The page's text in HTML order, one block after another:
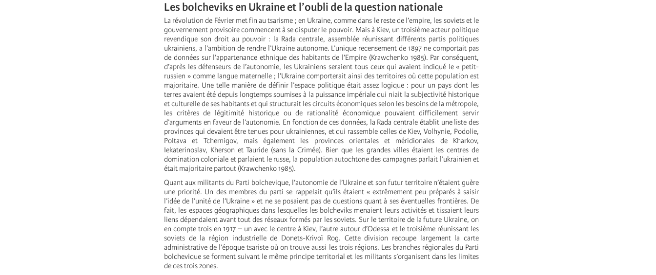
Les bolcheviks en Ukraine et l’oubli de la question nationale
La révolution de Février met fin au tsarisme ; en Ukraine, comme dans le reste de l’empire, les soviets et le
gouvernement provisoire commencent à se disputer le pouvoir. Mais à Kiev, un troisième acteur politique
revendique son droit au pouvoir : la Rada centrale, assemblée réunissant différents partis politiques
ukrainiens, a l’ambition de rendre l’Ukraine autonome. L’unique recensement de 1897 ne comportait pas
de données sur l’appartenance ethnique des habitants de l’Empire (Krawchenko 1985). Par conséquent,
d’après les défenseurs de l’autonomie, les Ukrainiens seraient tous ceux qui avaient indiqué le « petit-
russien » comme langue maternelle ; l’Ukraine comporterait ainsi des territoires où cette population est
majoritaire. Une telle manière de définir l’espace politique était assez logique : pour un pays dont les
terres avaient été depuis longtemps soumises à la puissance impériale qui niait la subjectivité historique
et culturelle de ses habitants et qui structurait les circuits économiques selon les besoins de la métropole,
les critères de légitimité historique ou de rationalité économique pouvaient difficilement servir
d’arguments en faveur de l’autonomie. En fonction de ces données, la Rada centrale établit une liste des
provinces qui devaient être tenues pour ukrainiennes, et qui rassemble celles de Kiev, Volhynie, Podolie,
Poltava et Tchernigov, mais également les provinces orientales et méridionales de Kharkov,
Iekaterinoslav, Kherson et Tauride (sans la Crimée). Bien que les grandes villes étaient les centres de
domination coloniale et parlaient le russe, la population autochtone des campagnes parlait l’ukrainien et
était majoritaire partout (Krawchenko 1985).
Quant aux militants du Parti bolchevique, l’autonomie de l’Ukraine et son futur territoire n’étaient guère
une priorité. Un des membres du parti se rappelait qu’ils étaient « extrêmement peu préparés à saisir
l’idée de l’unité de l’Ukraine » et ne se posaient pas de questions quant à ses éventuelles frontières. De
fait, les espaces géographiques dans lesquelles les bolcheviks menaient leurs activités et tissaient leurs
liens dépendaient avant tout des réseaux formés par les soviets. Sur le territoire de la future Ukraine, on
en compte trois en 1917 – un avec le centre à Kiev, l’autre autour d’Odessa et le troisième réunissant les
soviets de la région industrielle de Donets-Krivoï Rog. Cette division recoupe largement la carte
administrative de l’époque tsariste où on trouve aussi les trois régions. Les branches régionales du Parti
bolchevique se forment suivant le même principe territorial et les militants s’organisent dans les limites
de ces trois zones.